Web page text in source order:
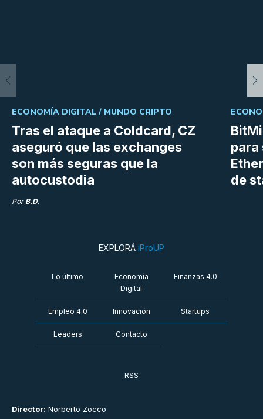
Tras el ataque a Coldcard, CZ
aseguró que las exchanges
son más seguras que la
autocustodia
ECONOMÍA DIGITAL / MUNDO CRIPTO
Por B.D.
para
de
Director: Norberto Zocco
EXPLORÁ iProUP
Lo último
Economía
Digital
Finanzas 4.0
Empleo 4.0 Innovación Startups
Leaders Contacto
RSS